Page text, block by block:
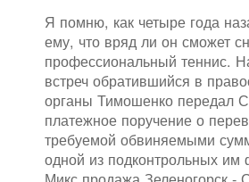
Я помню, как четыре года
ему, что вряд ли он сможет
профессиональный теннис.
встреч обратившийся в
органы Тимошенко передал
платежное поручение о
требуемой обвиняемыми
одной из подконтрольных им